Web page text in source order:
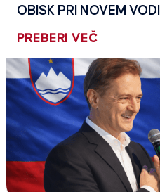
OBISK PRI NOVEM
PREBERI VEČ